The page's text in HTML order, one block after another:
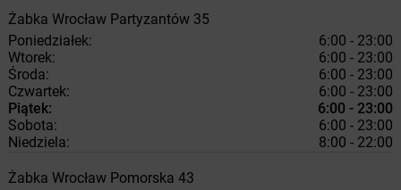
Żabka Wrocław Partyzantów 35
Poniedziałek:
6:00 - 23:00
Wtorek:
6:00 - 23:00
Środa:
6:00 - 23:00
Czwartek:
6:00 - 23:00
Piątek:
6:00 - 23:00
Sobota:
6:00 - 23:00
Niedziela:
8:00 - 22:00
Żabka Wrocław Pomorska 43